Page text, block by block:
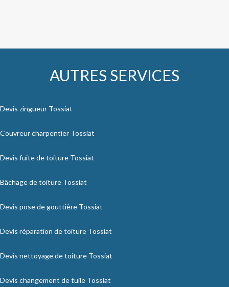
AUTRES SERVICES
Devis zingueur Tossiat
Couvreur charpentier Tossiat
Devis fuite de toiture Tossiat
Bâchage de toiture Tossiat
Devis pose de gouttière Tossiat
Devis réparation de toiture Tossiat
Devis nettoyage de toiture Tossiat
Devis changement de tuile Tossiat